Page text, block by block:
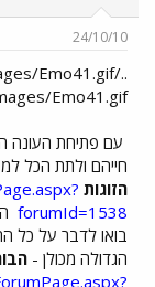
ו
ש
י
ך
24/10/10
Emo41.gif
עם פתיחת העונה
חייהם ולתת הכל
הזוגות
forumId=1538
בואו לדבר על כל
הגדולה מכולן -